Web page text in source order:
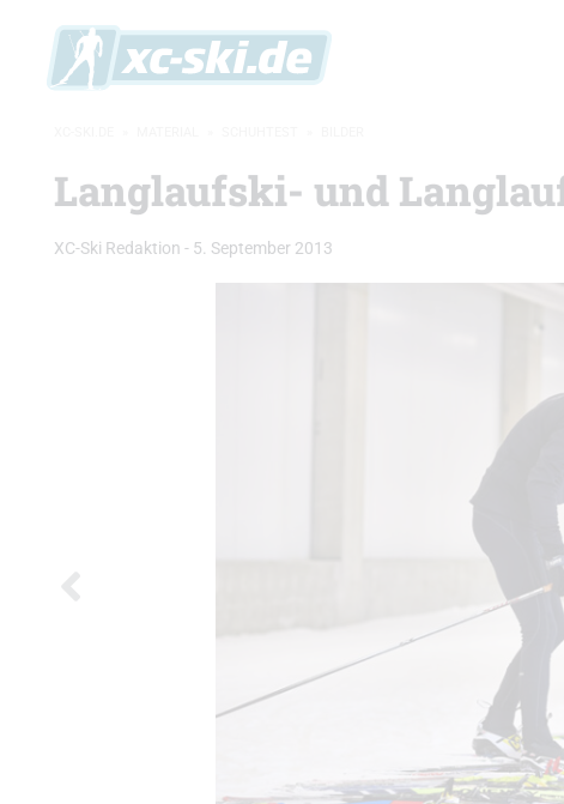
Langlaufski- und
XC-Ski Redaktion - 5. September 2013